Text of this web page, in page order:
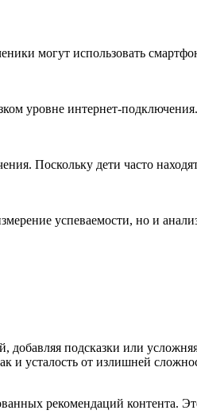
могут использовать
уровне
Поскольку дети часто
успеваемости, но и
подсказки или усложняя
и усталость от излишней
рекомендаций контента.